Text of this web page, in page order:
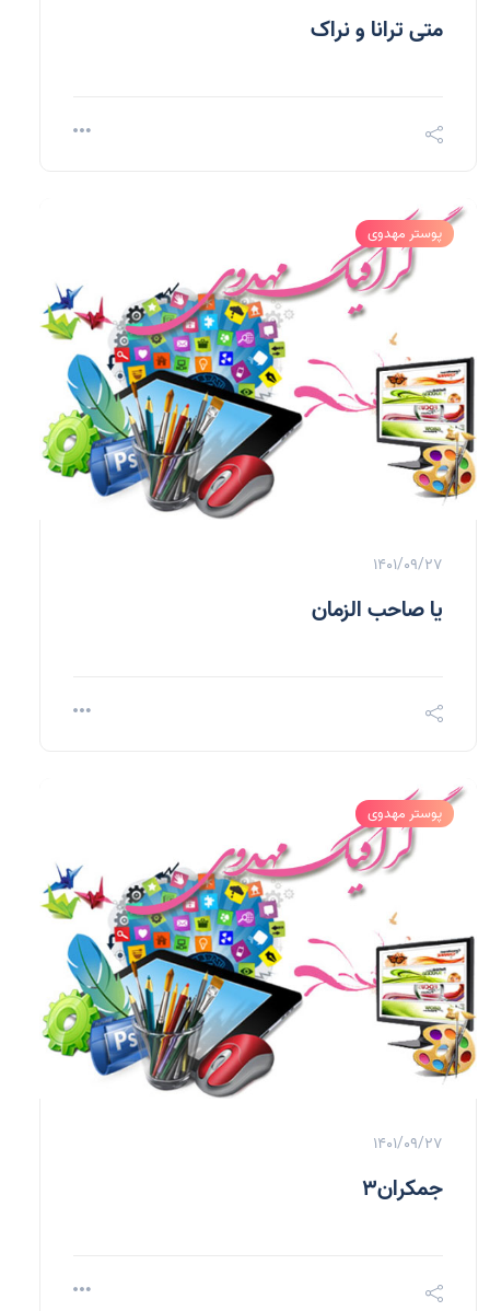
متی ترانا و نراک
پوستر مهدوی
1401/09/27
یا صاحب الزمان
پوستر مهدوی
1401/09/27
جمکران3